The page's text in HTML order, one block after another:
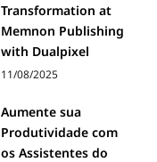
Transformation at
Memnon Publishing
with Dualpixel
11/08/2025
Aumente sua
Produtividade com
os Assistentes do